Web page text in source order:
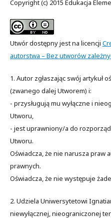
Copyright (c) 2015 Edukacja
Utwór dostępny jest na licencji
autorstwa – Bez utworów
1. Autor zgłaszając swój artykuł
(zwanego dalej Utworem) i:
- przysługują mu wyłączne i
Utworu,
- jest uprawniony/a do
Utworu.
Oświadcza, że nie narusza praw
prawnych.
Oświadcza, że nie występuje
2. Udziela Uniwersytetowi
niewyłącznej, nieograniczonej